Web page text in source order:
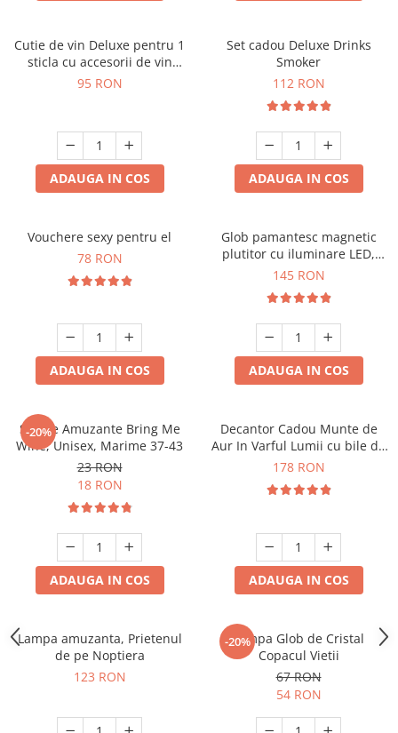
Cutie de vin Deluxe pentru 1
sticla cu accesorii de vin
incluse interior oranj
95 RON
ADAUGA IN COS
Set cadou Deluxe Drinks
Smoker
112 RON
ADAUGA IN COS
Vouchere sexy pentru el
78 RON
ADAUGA IN COS
Glob pamantesc magnetic
plutitor cu iluminare LED,
Forma C
145 RON
ADAUGA IN COS
-20%
Sosete Amuzante Bring Me
Wine, Unisex, Marime 37-43
23 RON
18 RON
ADAUGA IN COS
Decantor Cadou Munte de
Aur In Varful Lumii cu bile de
curatare
178 RON
ADAUGA IN COS
Lampa amuzanta, Prietenul
de pe Noptiera
123 RON
-20%
Lampa Glob de Cristal
Copacul Vietii
67 RON
54 RON